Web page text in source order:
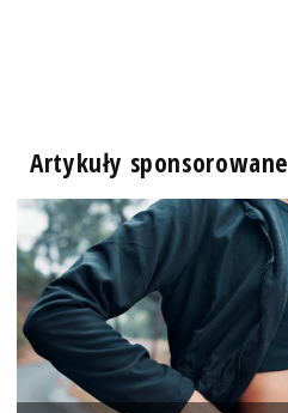
Artykuły sponsorowane